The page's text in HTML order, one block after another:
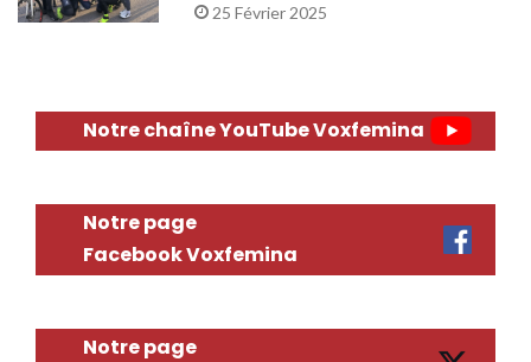
25 Février 2025
Notre chaîne YouTube Voxfemina
Notre page
Facebook Voxfemina
Notre page